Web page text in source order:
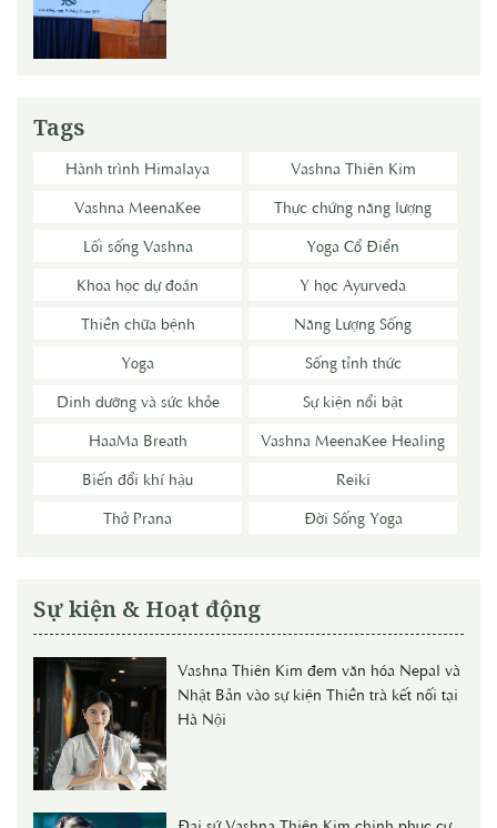
Tags
Hành trình Himalaya
Vashna Thiên Kim
Vashna MeenaKee
Thực chứng năng lượng
Lối sống Vashna
Yoga Cổ Điển
Khoa học dự đoán
Y học Ayurveda
Thiền chữa bệnh
Năng Lượng Sống
Yoga
Sống tỉnh thức
Dinh dưỡng và sức khỏe
Sự kiện nổi bật
HaaMa Breath
Vashna MeenaKee Healing
Biến đổi khí hậu
Reiki
Thở Prana
Đời Sống Yoga
Sự kiện & Hoạt động
Vashna Thiên Kim đem văn hóa Nepal và
Nhật Bản vào sự kiện Thiền trà kết nối tại
Hà Nội